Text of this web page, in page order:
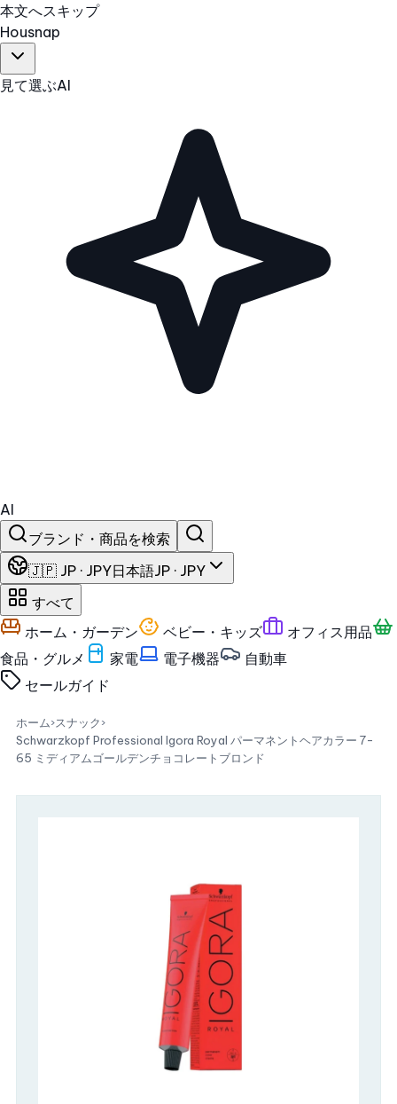
本文へスキップ
Housnap
見て選ぶAI
AI
ブランド・商品を検索
🇯🇵 JP · JPY日本語JP · JPY
すべて
ホーム・ガーデン
ベビー・キッズ
オフィス用品
食品・グルメ
家電 電子機器
自動車
セールガイド
ホーム›スナック›
Schwarzkopf Professional Igora Royal パーマネントヘアカラー 7-
65 ミディアムゴールデンチョコレートブロンド